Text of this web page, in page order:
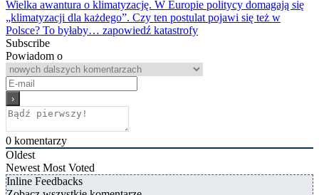
Wielka awantura o klimatyzację. W Europie politycy domagają się
„klimatyzacji dla każdego”. Czy ten postulat pojawi się też w
Polsce? To byłaby… zapowiedź katastrofy
Subscribe
Powiadom o
0 komentarzy
Oldest
Newest Most Voted
Inline Feedbacks